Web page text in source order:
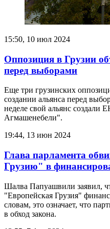
15:50, 10 июл 2024
Оппозиция в Грузии
перед выборами
Еще три грузинских
создании альянса перед
неделе свой альянс создали
Агмашенебели".
19:44, 13 июн 2024
Глава парламента
Грузию" в
Шалва Папуашвили заявил,
"Европейская Грузия"
словам, это означает, что
в обход закона.